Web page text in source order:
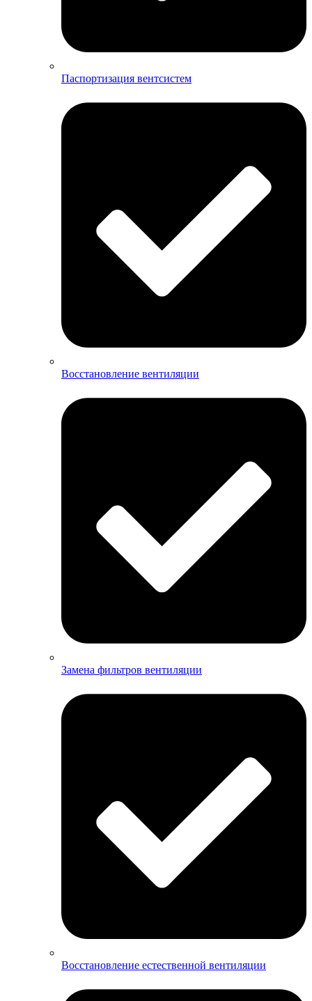
Паспортизация вентсистем
Восстановление вентиляции
Замена фильтров вентиляции
Восстановление естественной вентиляции